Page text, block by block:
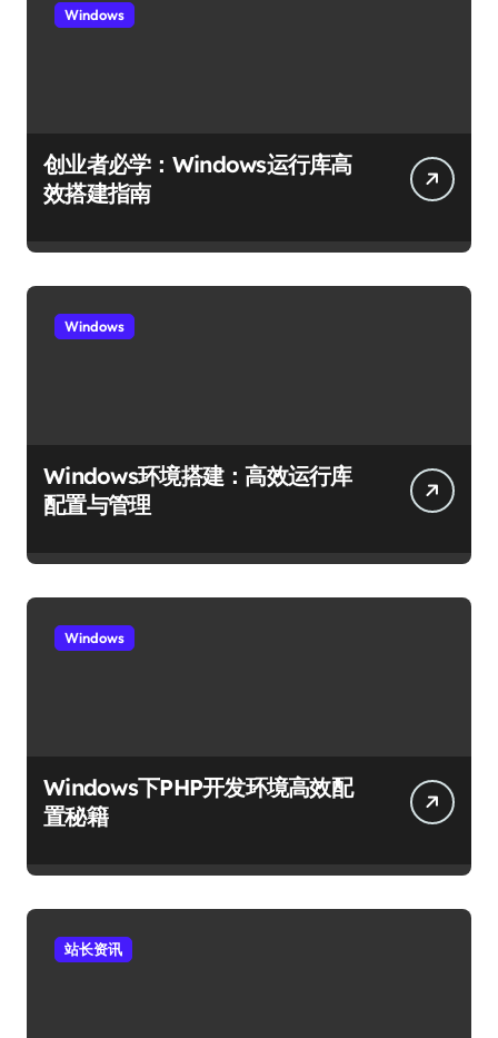
Windows
创业者必学：Windows运行库高
效搭建指南
Windows
Windows环境搭建：高效运行库
配置与管理
Windows
Windows下PHP开发环境高效配
置秘籍
站长资讯